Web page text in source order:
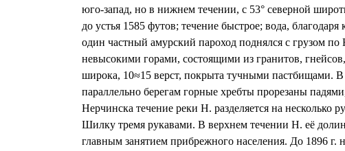
юго-запад, но в нижнем течении, с 53° северной
до устья 1585 футов; течение быстрое; вода,
один частный амурский пароход поднялся с грузом
невысокими горами, состоящими из гранитов,
широка, 10≈15 верст, покрыта тучными пастбищами. В
параллельно берегам горные хребты прорезаны
Нерчинска течение реки Н. разделяется на
Шилку тремя рукавами. В верхнем течении Н. её
главным занятием прибрежного населения. До 1896